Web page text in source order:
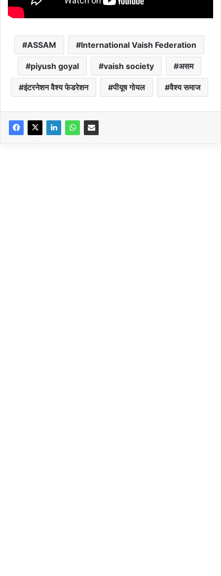
ASSAM International Vaish Federation
piyush goyal vaish society असम
इंटरनेशन वैश्य फेडरेशन पीयूष गोयल वैश्य समाज